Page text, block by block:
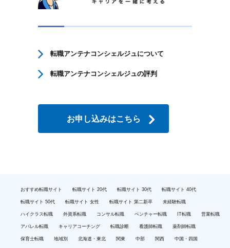
転職アンテナコンシェルジュについて
転職アンテナコンシェルジュの評判
お申し込みはこちら
おすすめ転職サイト 転職サイト 20代 転職サイト 30代 転職サイト 40代
転職サイト 50代 転職サイト 女性 転職サイト 第二新卒 未経験転職
ハイクラス転職 外資系転職 コンサル転職 ベンチャー転職 IT転職 営業転職
アパレル転職 キャリアコーチング 転職診断 看護師転職 薬剤師転職
保育士転職 地域別 北海道・東北 関東 中部 関西 中国・四国